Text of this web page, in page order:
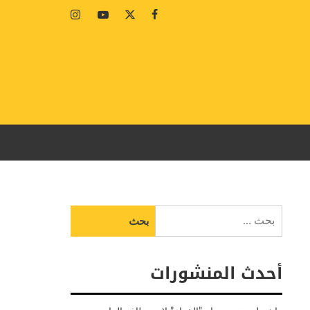
Facebook
Twitter
Youtube
Instagram
عن:
أحدث المنشورات